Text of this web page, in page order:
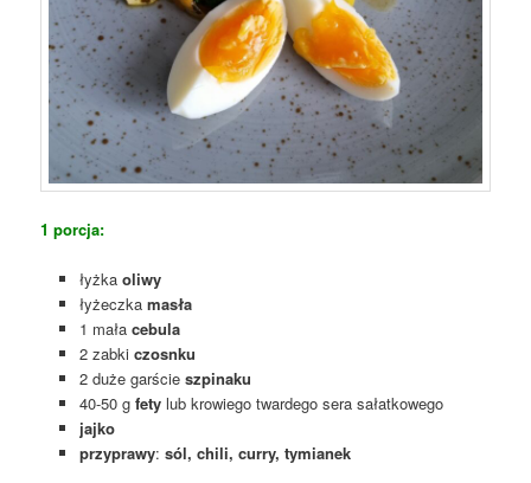
1 porcja:
łyżka oliwy
łyżeczka masła
1 mała cebula
2 zabki czosnku
2 duże garścieszpinaku
40-50 g fetylub krowiego twardego sera sałatkowego
jajko
przyprawy: sól, chili, curry, tymianek